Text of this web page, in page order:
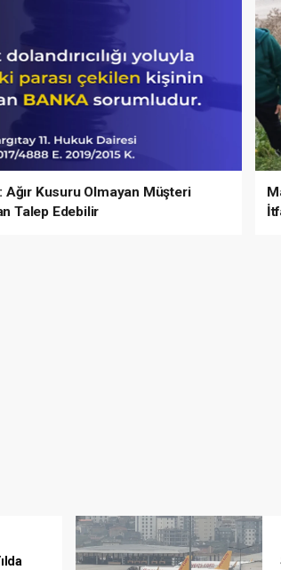
Ağır Kusuru Olmayan Müşteri
Talep Edebilir